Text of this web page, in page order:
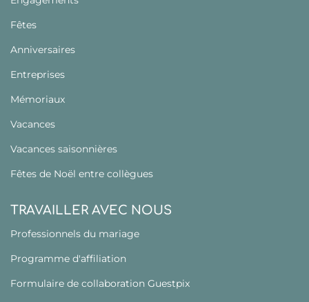
Fêtes
Anniversaires
Entreprises
Mémoriaux
Vacances
Vacances saisonnières
Fêtes de Noël entre collègues
TRAVAILLER AVEC NOUS
Professionnels du mariage
Programme d'affiliation
Formulaire de collaboration Guestpix